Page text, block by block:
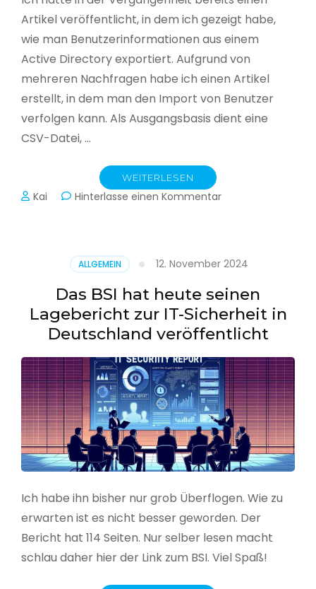
Artikel veröffentlicht, in dem ich gezeigt habe,
wie man Benutzerinformationen aus einem
Active Directory exportiert. Aufgrund von
mehreren Nachfragen habe ich einen Artikel
erstellt, in dem man den Import von Benutzer
verfolgen kann. Als Ausgangsbasis dient eine
CSV-Datei, …
WEITERLESEN
Kai Hinterlasse einen Kommentarzu
aus
CSV
erstellen
ALLGEMEIN 12. November 2024
Das BSI hat heute seinen
Lagebericht zur IT-Sicherheit in
Deutschland veröffentlicht
Ich habe ihn bisher nur grob Überflogen. Wie zu
erwarten ist es nicht besser geworden. Der
Bericht hat 114 Seiten. Nur selber lesen macht
schlau daher hier der Link zum BSI. Viel Spaß!